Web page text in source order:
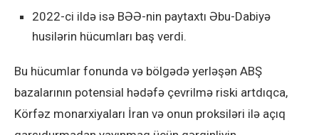
2022-ci ildə isə BƏƏ-nin paytaxtı Əbu-Dabiyə
husilərin hücumları baş verdi.
Bu hücumlar fonunda və bölgədə yerləşən ABŞ
bazalarının potensial hədəfə çevrilmə riski artdıqca,
Körfəz monarxiyaları İran və onun proksiləri ilə açıq